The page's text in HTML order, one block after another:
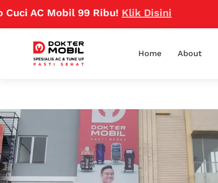
AC Mobil 99 Ribu!Klik Disini
Home About